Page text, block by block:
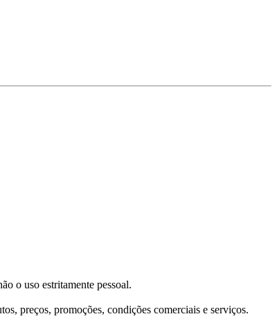
o uso estritamente pessoal.
preços, promoções, condições comerciais e serviços.